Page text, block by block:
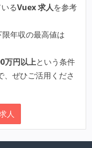
るVuex 求人を参考
限年収の最高値は
万円以上という条件
、ぜひご活用くださ
人